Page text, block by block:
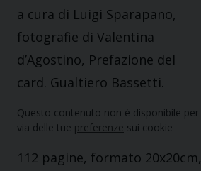
a cura di Luigi Sparapano,
fotografie di Valentina
d’Agostino, Prefazione del
card. Gualtiero Bassetti.
Questo contenuto non è disponibile per
via delle tue preferenze sui cookie
112 pagine, formato 20x20cm,